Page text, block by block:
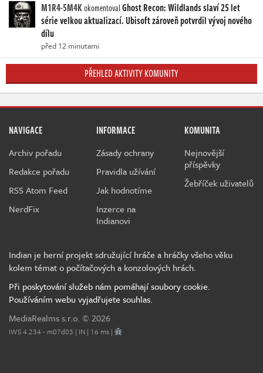
M1R4-5M4KokomentovalGhost Recon: Wildlands slaví 25 let
série velkou aktualizací. Ubisoft zároveň potvrdil vývoj nového
dílu
před 12 minutami
PŘEHLED AKTIVITY KOMUNITY
NAVIGACE
Archiv pořadu
Redakce pořadu
RSS Atom Feed
NerdFix
INFORMACE
Zásady ochrany
Pravidla užívání
Jak hodnotíme
Inzerce na
Indianovi
KOMUNITA
Nejnovější
příspěvky
Žebříček uživatelů
Indian je herní projekt sdružující hráče a hráčky všeho věku
kolem témat o počítačových a konzolových hrách.
Při poskytování služeb nám pomáhají soubory cookie.
Používáním webu vyjadřujete souhlas.
MediaRealms s.r.o. © 2026
IWS 4.234 - m07d03 | IN | 16 ms |